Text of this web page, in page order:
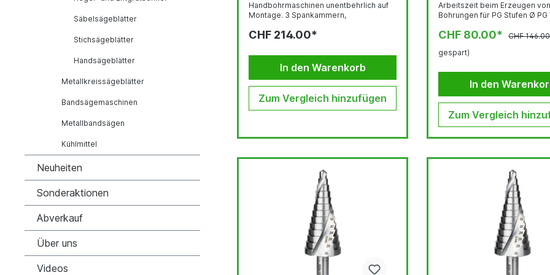
Säbelsägeblätter
Stichsägeblätter
Handsägeblätter
Metallkreissägeblätter
Bandsägemaschinen
Metallbandsägen
Kühlmittel
Neuheiten
Sonderaktionen
Abverkauf
Über uns
Videos
Handbohrmaschinen unentbehrlich auf
Montage. 3 Spankammern,
Zentrierbohrer Stufen Ø 9 - 12 - 15 - 18 -
dient zum Entgraten) Vorteile
Stufenbohrer mit Spiralnut mit 3
Schneiden: Durch die Spiralnut erzielt
CHF 214.00*
In den Warenkorb
Zum Vergleich hinzufügen
Arbeitszeit beim Erzeugen von
Bohrungen für PG Stufen Ø PG
CHF 80.00* CHF
gespart)
In den
Zum Vergleich